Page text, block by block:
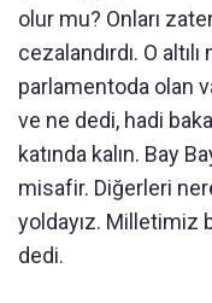
olur mu? Onları
cezalandırdı. O
parlamentoda olan
ve ne dedi, hadi
katında kalın. Bay
misafir. Diğerleri
yoldayız. Milletimiz
dedi.